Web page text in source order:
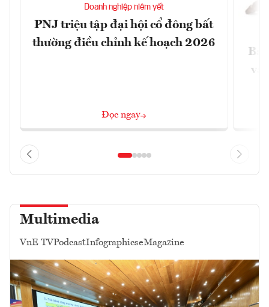
Doanh nghiệp niêm yết
PNJ triệu tập đại hội cổ đông bất
thường điều chỉnh kế hoạch 2026
Đọc ngay
và
Multimedia
VnE TVPodcastInfographicseMagazine